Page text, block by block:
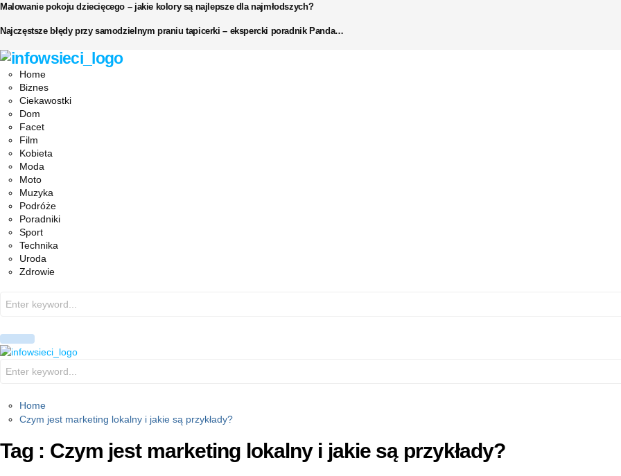
Malowanie pokoju dziecięcego – jakie kolory są najlepsze dla najmłodszych?
Najczęstsze błędy przy samodzielnym praniu tapicerki – ekspercki poradnik Panda…
Facebook
Twitter
Instagram
Pinterest
Youtube
Snapchat
Home
Biznes
Ciekawostki
Dom
Facet
Film
Kobieta
Moda
Moto
Muzyka
Podróże
Poradniki
Sport
Technika
Uroda
Zdrowie
for:
PRIMARY
for:
Home
Czym jest marketing lokalny i jakie są przykłady?
Tag : Czym jest marketing lokalny i jakie są przykłady?